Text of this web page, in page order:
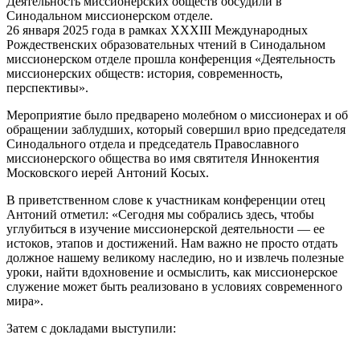
Синодальном миссионерском отделе.
26 января 2025 года в рамках XXXIII Международных
Рождественских образовательных чтений в Синодальном
миссионерском отделе прошла конференция «Деятельность
миссионерских обществ: история, современность,
перспективы».
Мероприятие было предварено молебном о миссионерах и об
обращении заблудших, который совершил врио председателя
Синодального отдела и председатель Православного
миссионерского общества во имя святителя Иннокентия
Московского иерей Антоний Косых.
В приветственном слове к участникам конференции отец
Антоний отметил: «Сегодня мы собрались здесь, чтобы
углубиться в изучение миссионерской деятельности — ее
истоков, этапов и достижений. Нам важно не просто отдать
должное нашему великому наследию, но и извлечь полезные
уроки, найти вдохновение и осмыслить, как миссионерское
служение может быть реализовано в условиях современного
мира».
Затем с докладами выступили: